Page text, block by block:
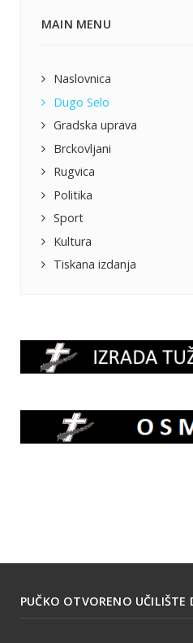
MAIN MENU
Naslovnica
Dugo Selo
Gradska uprava
Brckovljani
Rugvica
Politika
Sport
Kultura
Tiskana izdanja
PUČKO OTVORENO UČILIŠTE